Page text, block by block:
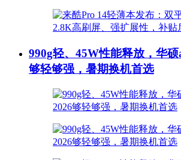
990g轻、45W性能释放，华
够轻够强，暑期换机首选